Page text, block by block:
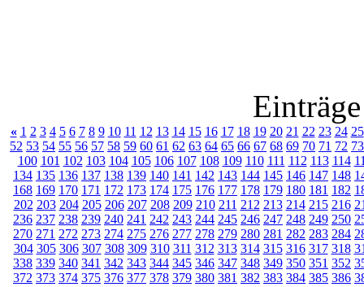
« 1 2 3 4 5 6 7 8 9 10 11 12 13 14 15 16 17 18 19 20 21 22 23 24 25
52 53 54 55 56 57 58 59 60 61 62 63 64 65 66 67 68 69 70 71 72 73
100 101 102 103 104 105 106 107 108 109 110 111 112 113 114
134 135 136 137 138 139 140 141 142 143 144 145 146 147 148
168 169 170 171 172 173 174 175 176 177 178 179 180 181 182
202 203 204 205 206 207 208 209 210 211 212 213 214 215 216
236 237 238 239 240 241 242 243 244 245 246 247 248 249 250
270 271 272 273 274 275 276 277 278 279 280 281 282 283 284
304 305 306 307 308 309 310 311 312 313 314 315 316 317 318
338 339 340 341 342 343 344 345 346 347 348 349 350 351 352
372 373 374 375 376 377 378 379 380 381 382 383 384 385 386